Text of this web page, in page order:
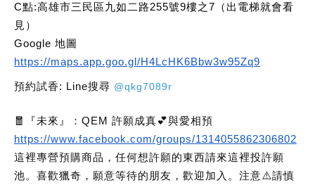
C點:高雄市三民區九如二路255號9樓之7（出電梯就會看
見）
Google 地圖
https://maps.app.goo.gl/H4LcHK6Bbw3w95Zq9
預約試香: Line搜尋 @qkg7089r
🧧『未來』：QEM 許願成真💕與愛相預
https://www.facebook.com/groups/1314055862306802
這裡專營預購商品，任何想許願的東西請來這裡投許願
池。喜歡獵奇，願意等待的朋友，歡迎加入。注意⚠️請慎